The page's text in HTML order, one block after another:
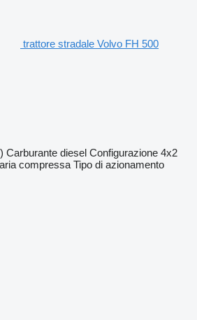
trattore stradale Volvo FH 500
Carburante diesel Configurazione 4x2
compressa Tipo di azionamento